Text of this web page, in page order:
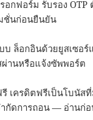
อกฟอร์ม รับรอง OTP
ชั่นก่อนยืนยัน
บ ล็อกอินด้วยยูสเซอ
านหรือแจ้งซัพพอร์ต
รี เครดิตฟรีเป็นโบนัส
กัดการถอน — อ่านก่